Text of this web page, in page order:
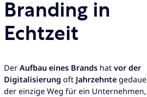
Branding in
Echtzeit
DerAufbau eines Brands hatvor der
Digitalisierung oft Jahrzehnte
der einzige Weg für ein